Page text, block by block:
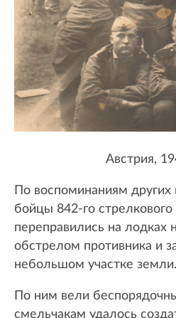
Австрия,
По воспоминаниям других
бойцы 842-го
переправились на лодках
обстрелом противника и
небольшом участке земли.
По ним вели
смельчакам удалось